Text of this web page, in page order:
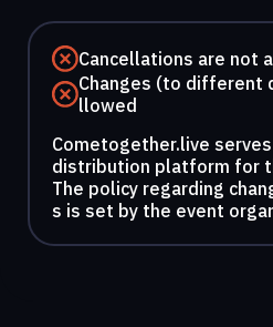
Cancellations are not
Changes (to different
llowed
Cometogether.live
distribution platform for
The policy regarding
s is set by the event